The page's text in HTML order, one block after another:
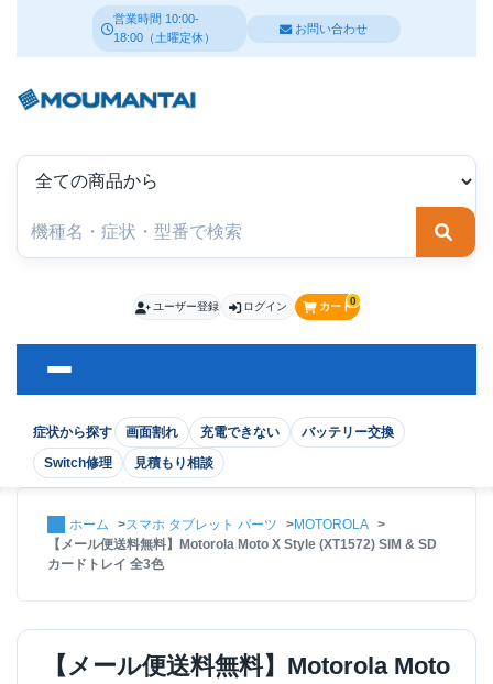
営業時間 10:00-
18:00（土曜定休）
お問い合わせ
検索
症状から探す 画面割れ 充電できない
バッテリー交換
Switch修理
見積もり相談
ユーザー登録 ログイン カート0
ホーム スマホ タブレット パーツ
MOTOROLA
【メール便送料無料】Motorola Moto X Style (XT1572) SIM & SD
カードトレイ 全3色
【メール便送料無料】Motorola Moto